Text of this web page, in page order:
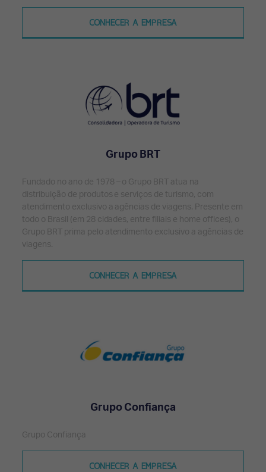
CONHECER A EMPRESA
Grupo BRT
Fundado no ano de 1978 – o Grupo BRT atua na
distribuição de produtos e serviços de turismo, com
atendimento exclusivo a agências de viagens. Presente em
todo o Brasil (em 28 cidades, entre filiais e home offices), o
Grupo BRT prima pelo atendimento exclusivo a agências de
viagens.
CONHECER A EMPRESA
Grupo Confiança
Grupo Confiança
CONHECER A EMPRESA